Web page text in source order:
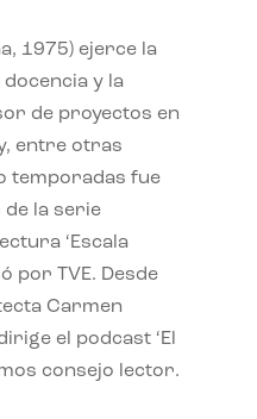
1975) ejerce la
y la
de proyectos en
y, entre otras
temporadas fue
la serie
‘Escala
por TVE. Desde
Carmen
el podcast ‘El
consejo lector.